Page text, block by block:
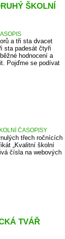
ŠKOLNÍ
a tři sta dvacet
sta padesát čtyři
hodnocení a
Pojďme se podívat
ČASOPISY
třech ročnících
„Kvalitní školní
čísla na webových
TVÁŘ